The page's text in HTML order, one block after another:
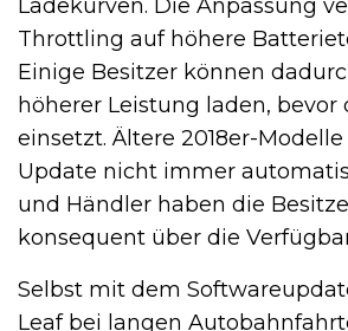
Ladekurven. Die Anpassung
Throttling auf höhere
Einige Besitzer können
höherer Leistung laden, bevor
einsetzt. Ältere 2018er-
Update nicht immer
und Händler haben die
konsequent über die
Selbst mit dem
Leaf bei langen